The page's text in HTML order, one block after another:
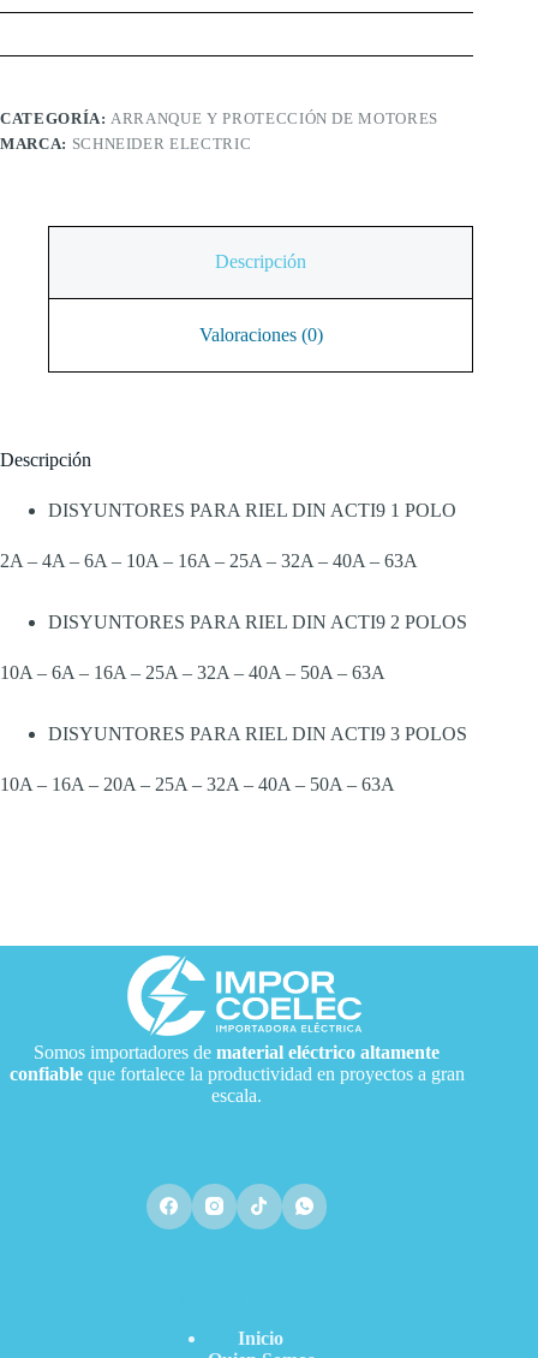
CATEGORÍA: ARRANQUE Y PROTECCIÓN DE MOTORES
MARCA: SCHNEIDER ELECTRIC
Descripción
Valoraciones (0)
Descripción
DISYUNTORES PARA RIEL DIN ACTI9 1 POLO
2A – 4A – 6A – 10A – 16A – 25A – 32A – 40A – 63A
DISYUNTORES PARA RIEL DIN ACTI9 2 POLOS
10A – 6A – 16A – 25A – 32A – 40A – 50A – 63A
DISYUNTORES PARA RIEL DIN ACTI9 3 POLOS
10A – 16A – 20A – 25A – 32A – 40A – 50A – 63A
Somos importadores dematerial eléctrico altamente
confiableque fortalece la productividad en proyectos a gran
escala.
Inicio